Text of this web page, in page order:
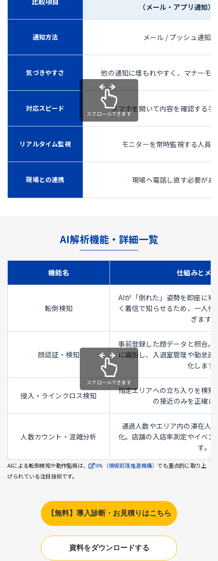
（メール・アプリ通知）
通知方法 メール / プッシュ通知
気づきやすさ 他の通知に埋もれやすく、マナーモ
対応スピード スマホを開いて内容を確認する手
リアルタイム監視 モニターを常時監視する人員
現場との連携 現場へ電話し直す必要があ
スクロールできます
AI解析機能・詳細一覧
機能名 仕組みとメ
転倒検知
AIが「倒れた」姿勢を即座に判
く着信で知らせるため、一人
ぎます。
顔認証・検知
事前登録した顔データと照合
に識別し、入退室管理や勤怠
化します
侵入・ラインクロス検知
指定エリアへの立ち入りを検
の接近のみを正確に
人数カウント・混雑分析
通過人数やエリア内の滞在人
化。店舗の入店率測定やイベ
す。
スクロールできます
AIによる転倒検知や動作監視は、 IPA（情報処理推進機構） でも重点的に取り上
げられている注目技術です。
【無料】導入診断・お見積りはこちら
資料をダウンロードする